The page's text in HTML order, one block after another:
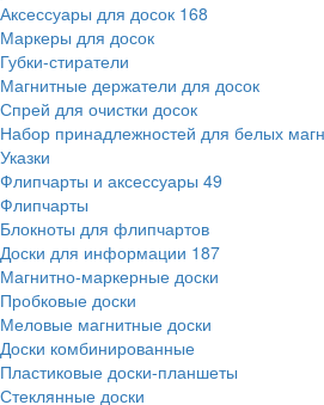
Аксессуары для досок 168
Маркеры для досок
Губки-стиратели
Магнитные держатели для досок
Спрей для очистки досок
Набор принадлежностей для белых
Указки
Флипчарты и аксессуары 49
Флипчарты
Блокноты для флипчартов
Доски для информации 187
Магнитно-маркерные доски
Пробковые доски
Меловые магнитные доски
Доски комбинированные
Пластиковые доски-планшеты
Стеклянные доски